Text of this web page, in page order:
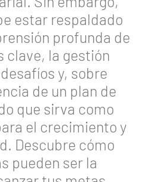
estar respaldado
profunda de
clave, la gestión
y, sobre
de un plan de
que sirva como
el crecimiento y
Descubre cómo
pueden ser la